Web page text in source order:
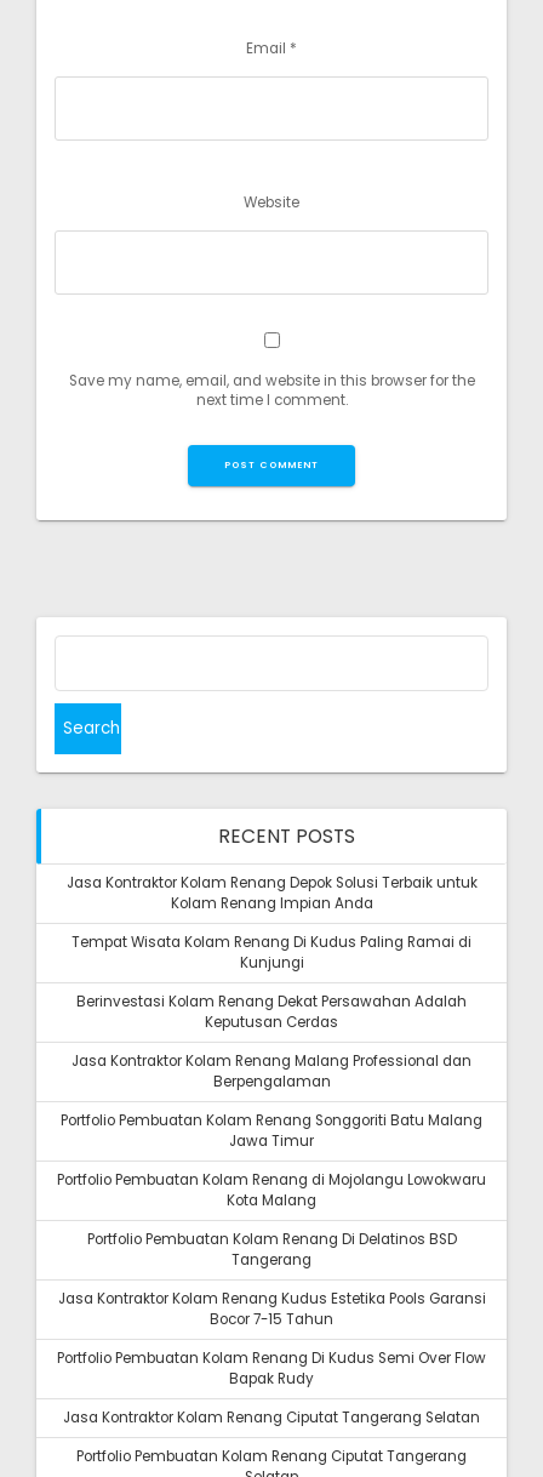
Email *
Website
Save my name, email, and website in this browser for the
next time I comment.
Search
RECENT POSTS
Jasa Kontraktor Kolam Renang Depok Solusi Terbaik untuk
Kolam Renang Impian Anda
Tempat Wisata Kolam Renang Di Kudus Paling Ramai di
Kunjungi
Berinvestasi Kolam Renang Dekat Persawahan Adalah
Keputusan Cerdas
Jasa Kontraktor Kolam Renang Malang Professional dan
Berpengalaman
Portfolio Pembuatan Kolam Renang Songgoriti Batu Malang
Jawa Timur
Portfolio Pembuatan Kolam Renang di Mojolangu Lowokwaru
Kota Malang
Portfolio Pembuatan Kolam Renang Di Delatinos BSD
Tangerang
Jasa Kontraktor Kolam Renang Kudus Estetika Pools Garansi
Bocor 7-15 Tahun
Portfolio Pembuatan Kolam Renang Di Kudus Semi Over Flow
Bapak Rudy
Jasa Kontraktor Kolam Renang Ciputat Tangerang Selatan
Portfolio Pembuatan Kolam Renang Ciputat Tangerang